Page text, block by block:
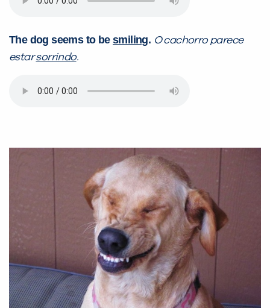
The dog seems to be smiling. O cachorro parece
estarsorrindo.
já vamos te colocar em contato
Você é aluno inFlux?
Não